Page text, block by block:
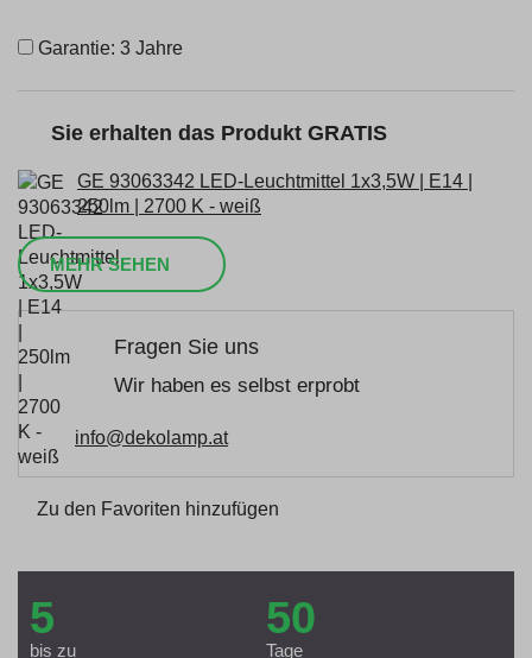
Garantie: 3 Jahre
Sie erhalten das Produkt GRATIS
GE 93063342 LED-Leuchtmittel 1x3,5W | E14 |
250lm | 2700 K - weiß
MEHR SEHEN
Fragen Sie uns
Wir haben es selbst erprobt
info@dekolamp.at
Zu den Favoriten hinzufügen
5
bis zu
50
Tage